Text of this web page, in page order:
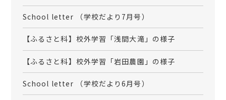
School letter （学校だより7月号）
【ふるさと科】校外学習「浅間大滝」の様子
【ふるさと科】校外学習「岩田農園」の様子
School letter （学校だより6月号）